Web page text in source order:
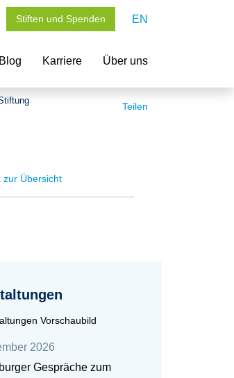
Stiften und Spenden EN
Blog Karriere Über uns
Teilen
zur Übersicht
2026
Gespräche zum